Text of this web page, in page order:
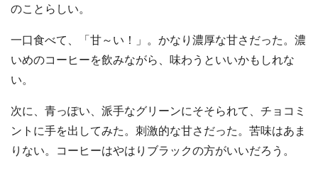
のことらしい。
一口食べて、「甘～い！」。かなり濃厚な甘さだった。濃
いめのコーヒーを飲みながら、味わうといいかもしれな
い。
次に、青っぽい、派手なグリーンにそそられて、チョコミ
ントに手を出してみた。刺激的な甘さだった。苦味はあま
りない。コーヒーはやはりブラックの方がいいだろう。